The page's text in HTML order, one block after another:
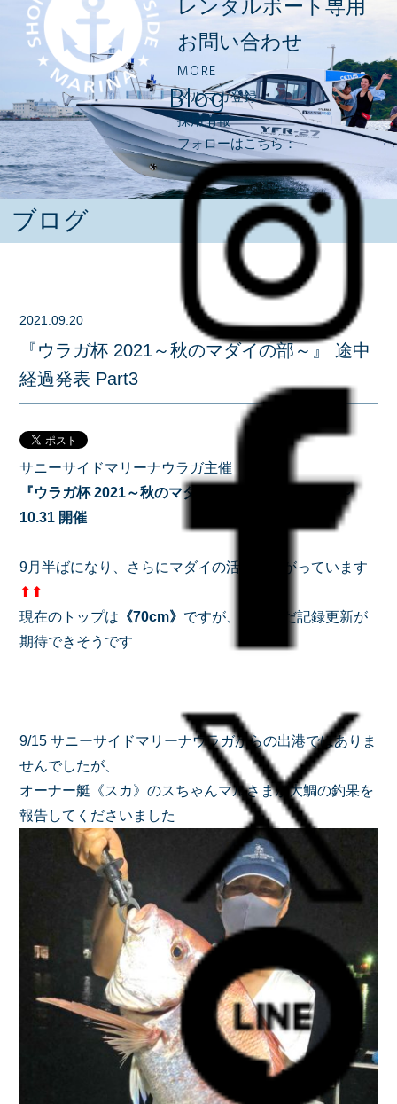
レンタルボート専用
お問い合わせ
MORE
メルマガ登録
採用情報
フォローはこちら：
Blog
ブログ
2021.09.20
『ウラガ杯 2021～秋のマダイの部～』 途中
経過発表 Part3
サニーサイドマリーナウラガ主催
『ウラガ杯 2021～秋のマダイの部～』2021.09.01～
10.31 開催
9月半ばになり、さらにマダイの活性が上がっています
⬆⬆
現在のトップは 《70cm》 ですが、まだまだ記録更新が
期待できそうです
9/15 サニーサイドマリーナウラガからの出港ではありま
せんでしたが、
オーナー艇《スカ》のスちゃんマルさまが大鯛の釣果を
報告してくださいました